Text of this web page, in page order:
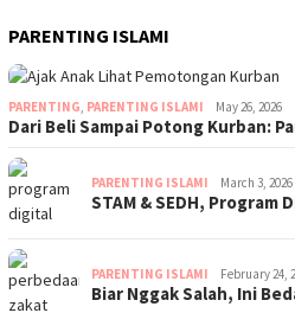
PARENTING ISLAMI
PARENTING, PARENTING ISLAMI May 26, 2026
Dari Beli Sampai Potong Kurban:
PARENTING ISLAMI March 3, 2026
STAM & SEDH, Program
PARENTING ISLAMI February 24,
Biar Nggak Salah, Ini